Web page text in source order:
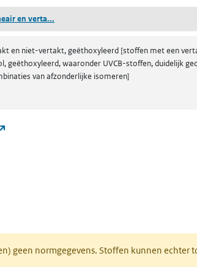
en verta...
en niet-vertakt, geëthoxyleerd [stoffen met een
geëthoxyleerd, waaronder UVCB-stoffen, duidelijk
van afzonderlijke isomeren]
geen normgegevens. Stoffen kunnen